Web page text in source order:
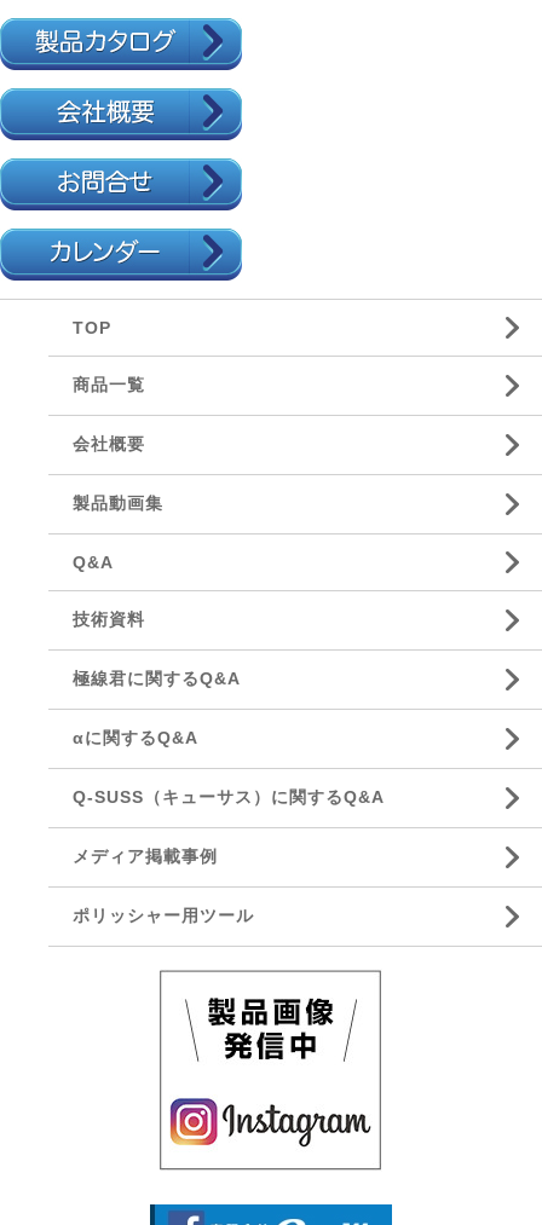
TOP
商品一覧
会社概要
製品動画集
Q&A
技術資料
極線君に関するQ&A
αに関するQ&A
Q-SUSS（キューサス）に関するQ&A
メディア掲載事例
ポリッシャー用ツール